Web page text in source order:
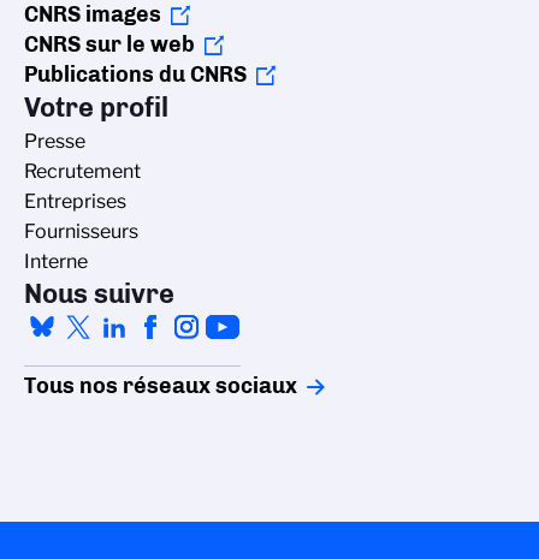
CNRS images
CNRS sur le web
Publications du CNRS
Votre profil
Presse
Recrutement
Entreprises
Fournisseurs
Interne
Nous suivre
Tous nos réseaux sociaux